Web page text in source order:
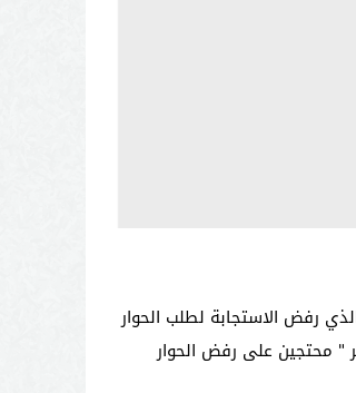
رفض الاستجابة لطلب الحوار
الخير " محتجين على رفض الحوار